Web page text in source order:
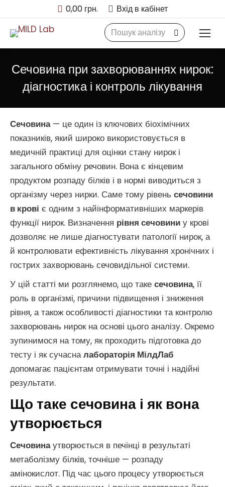
0,00 грн. Вхід в кабінет
Search:
Сечовина при захворюваннях нирок:
діагностика і контроль лікування
Сечовина— це один із ключових біохімічних
показників, який широко використовується в
медичній практиці для оцінки стану нирок і
загального обміну речовин. Вона є кінцевим
продуктом розпаду білків і в нормі виводиться з
організму через нирки. Саме тому рівень сечовини
в крові є одним з найінформативніших маркерів
функції нирок. Визначення рівня сечовини у крові
дозволяє не лише діагностувати патології нирок, а
й контролювати ефективність лікування хронічних і
гострих захворювань сечовидільної системи.
У цій статті ми розглянемо, що таке сечовина, її
роль в організмі, причини підвищення і зниження
рівня, а також особливості діагностики та контролю
захворювань нирок на основі цього аналізу. Окремо
зупинимося на тому, як проходить підготовка до
тесту і як сучасналабораторія МілдЛаб
допомагає пацієнтам отримувати точні і надійні
результати.
Що таке сечовина і як вона
утворюється
Сечовинаутворюється в печінці в результаті
метаболізму білків, точніше — розпаду
амінокислот. Під час цього процесу утворюється